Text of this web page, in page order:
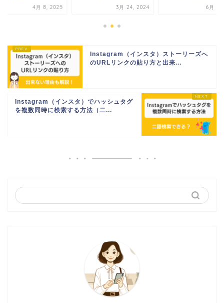
4月 8, 2025 3月 24, 2024 6月 5,
Instagram（インスタ）ストーリーズへ
のURLリンクの貼り方と出来...
Instagram（インスタ）でハッシュタグ
を複数同時に検索する方法（二...